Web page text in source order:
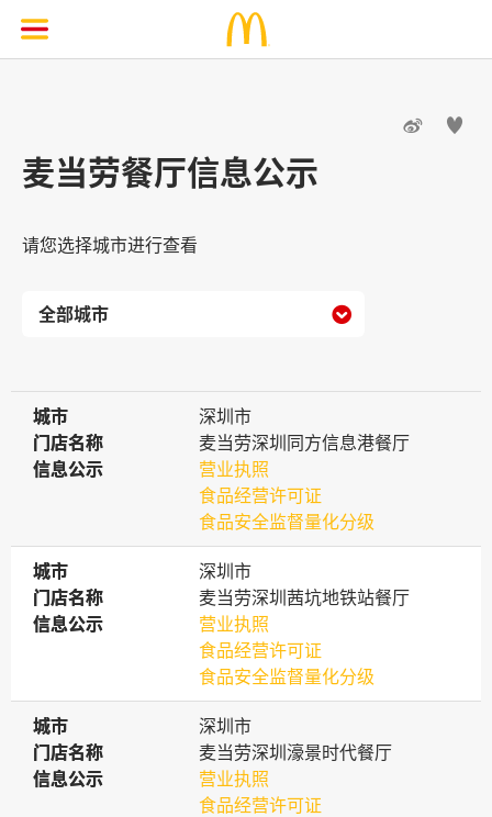
 
麦当劳餐厅信息公示
请您选择城市进行查看

城市
城市
深圳市
门店名称
门店名称
麦当劳深圳同方信息港餐厅
信息公示
信息公示
营业执照
食品经营许可证
食品安全监督量化分级
城市
城市
深圳市
门店名称
门店名称
麦当劳深圳茜坑地铁站餐厅
信息公示
信息公示
营业执照
食品经营许可证
食品安全监督量化分级
城市
城市
深圳市
门店名称
门店名称
麦当劳深圳濠景时代餐厅
信息公示
信息公示
营业执照
食品经营许可证